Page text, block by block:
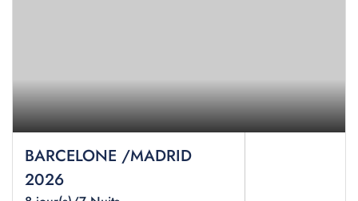
BARCELONE /MADRID
2026